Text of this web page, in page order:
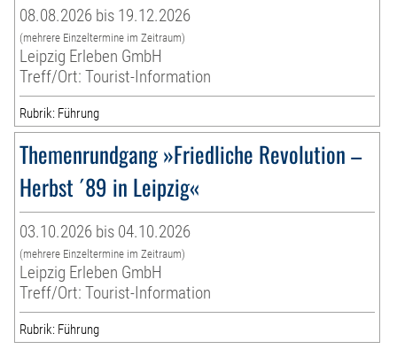
08.08.2026 bis 19.12.2026
(mehrere Einzeltermine im Zeitraum)
Leipzig Erleben GmbH
Treff/Ort: Tourist-Information
Rubrik: Führung
Themenrundgang »Friedliche Revolution –
Herbst ´89 in Leipzig«
03.10.2026 bis 04.10.2026
(mehrere Einzeltermine im Zeitraum)
Leipzig Erleben GmbH
Treff/Ort: Tourist-Information
Rubrik: Führung